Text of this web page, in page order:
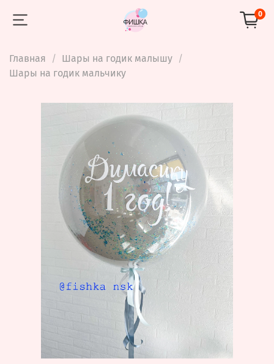
0
Главная
Шары на годик малышу
Шары на годик мальчику